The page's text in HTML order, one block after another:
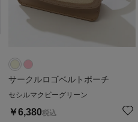
サークルロゴベルトポーチ
セシルマクビーグリーン
￥6,380税込